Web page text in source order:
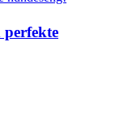
perfekte